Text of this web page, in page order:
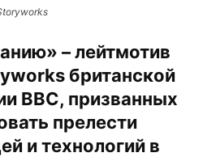
– лейтмотив
британской
BBC, призванных
прелести
и технологий в